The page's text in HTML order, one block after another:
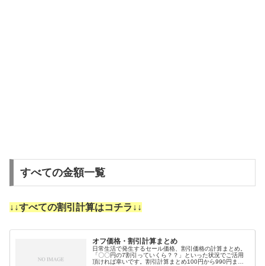
すべての金額一覧
↓↓すべての割引計算はコチラ↓↓
オフ価格・割引計算まとめ
日常生活で発生するセール価格、割引価格の計算まとめ。
「〇〇円の7割引っていくら？？」といった状況でご活用
頂ければ幸いです。割引計算まとめ100円から990円まで